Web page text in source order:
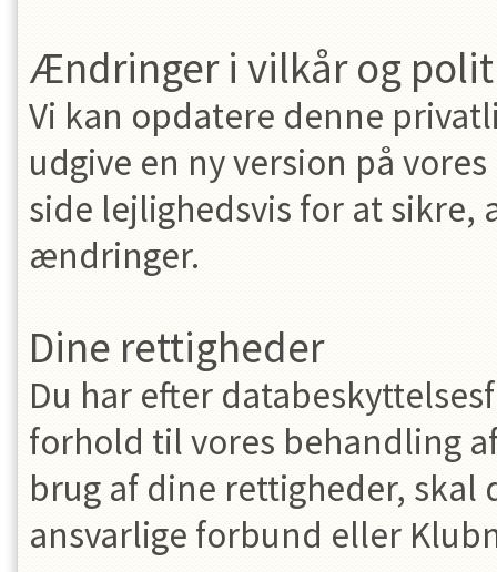
Ændringer i vilkår og
Vi kan opdatere denne
udgive en ny version på
side lejlighedsvis for at
ændringer.
Dine rettigheder
Du har efter
forhold til vores behandling
brug af dine rettigheder,
ansvarlige forbund eller